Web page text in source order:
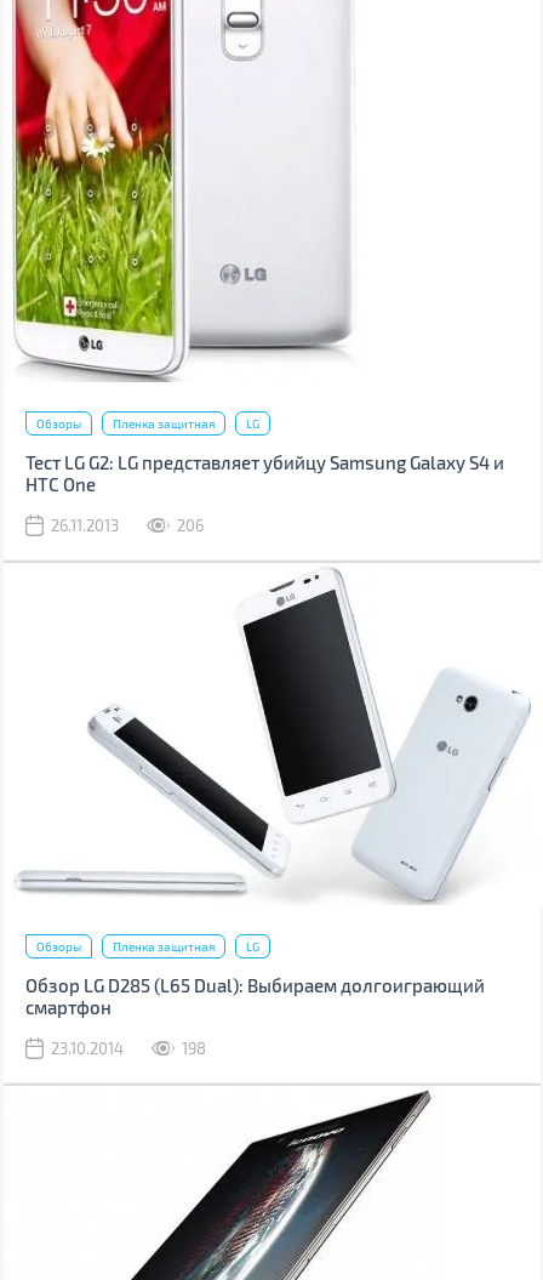
Обзоры Пленка защитная LG
Тест LG G2: LG представляет убийцу Samsung Galaxy S4 и
HTC One
26.11.2013 206
Обзоры Пленка защитная LG
Обзор LG D285 (L65 Dual): Выбираем долгоиграющий
смартфон
23.10.2014 198